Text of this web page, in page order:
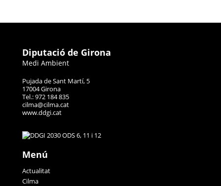
Diputació de Girona
Medi Ambient
Pujada de Sant Martí, 5
17004 Girona
Tel.: 972 184 835
cilma@cilma.cat
www.ddgi.cat
Menú
Actualitat
Cilma